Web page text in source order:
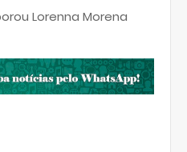
Lorenna Morena